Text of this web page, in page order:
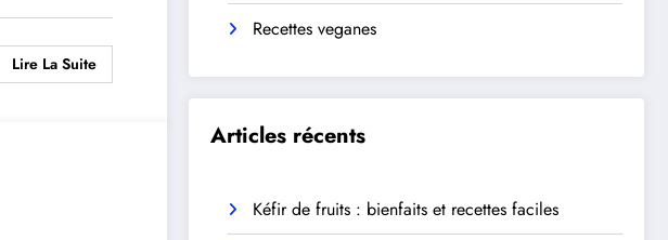
Lire La Suite
Recettes veganes
Articles récents
Kéfir de fruits : bienfaits et recettes faciles